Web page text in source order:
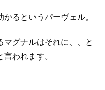
るというパーヴェル。
グナルはそれに、、と
われます。